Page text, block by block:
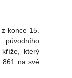
konce 15.
kříže, který
861 na své